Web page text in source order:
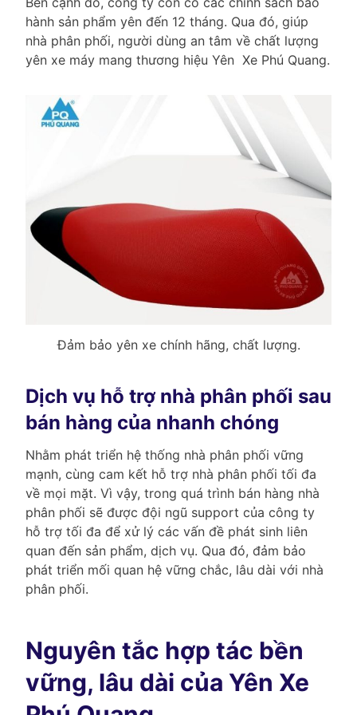
hành sản phẩm yên đến 12 tháng. Qua đó, giúp
nhà phân phối, người dùng an tâm về chất lượng
yên xe máy mang thương hiệu Yên Xe Phú Quang.
Đảm bảo yên xe chính hãng, chất lượng.
Dịch vụ hỗ trợ nhà phân phối sau
bán hàng của nhanh chóng
Nhằm phát triển hệ thống nhà phân phối vững
mạnh, cùng cam kết hỗ trợ nhà phân phối tối đa
về mọi mặt. Vì vậy, trong quá trình bán hàng nhà
phân phối sẽ được đội ngũ support của công ty
hỗ trợ tối đa để xử lý các vấn đề phát sinh liên
quan đến sản phẩm, dịch vụ. Qua đó, đảm bảo
phát triển mối quan hệ vững chắc, lâu dài với nhà
phân phối.
Nguyên tắc hợp tác bền
vững, lâu dài của Yên Xe